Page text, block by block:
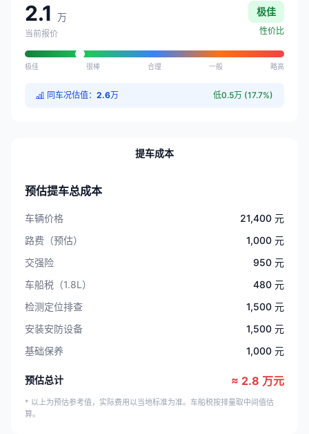
2.1 万
当前报价
极佳
性价比
极佳 很棒 合理 一般 略高
同车况估值： 2.6万 低0.5万 (17.7%)
提车成本
预估提车总成本
车辆价格
21,400 元
路费（预估）
1,000 元
交强险
950 元
车船税（1.8L）
480 元
检测定位排查
1,500 元
安装安防设备
1,500 元
基础保养
1,000 元
预估总计 ≈ 2.8 万元
* 以上为预估参考值，实际费用以当地标准为准。车船税按排量取中间值估
算。